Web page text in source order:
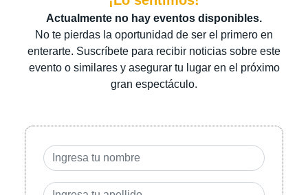
Actualmente no hay eventos disponibles.
No te pierdas la oportunidad de ser el primero en
enterarte. Suscríbete para recibir noticias sobre este
evento o similares y asegurar tu lugar en el próximo
gran espectáculo.